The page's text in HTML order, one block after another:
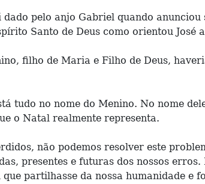
pelo anjo Gabriel quando anunciou
Santo de Deus como orientou José
filho de Maria e Filho de Deus,
no nome do Menino. No nome
o Natal realmente representa.
não podemos resolver este
presentes e futuras dos nossos erros.
partilhasse da nossa humanidade e